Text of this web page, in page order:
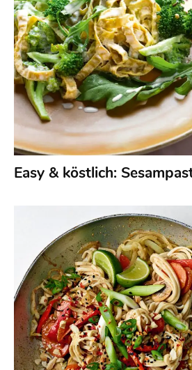
Easy & köstlich: